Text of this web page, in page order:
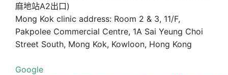
麻地站A2出口)
Mong Kok clinic address: Room 2 & 3, 11/F,
Pakpolee Commercial Centre, 1A Sai Yeung Choi
Street South, Mong Kok, Kowloon, Hong Kong
Google